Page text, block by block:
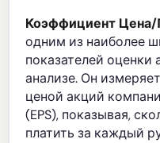
Коэффициент
одним из наиболее
показателей
анализе. Он
ценой акций
(EPS), показывая,
платить за каждый